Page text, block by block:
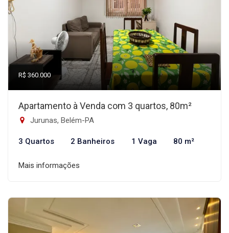
R$ 360.000
Apartamento à Venda com 3 quartos, 80m²
Jurunas, Belém-PA
3 Quartos 2 Banheiros 1 Vaga 80 m²
Mais informações